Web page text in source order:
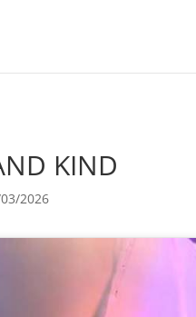
KIND
2026